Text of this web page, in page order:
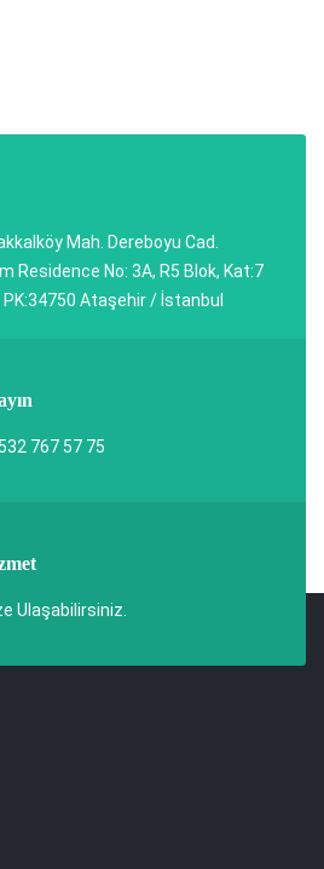
Mah. Dereboyu Cad.
Residence No: 3A, R5 Blok, Kat:7
PK:34750 Ataşehir / İstanbul
767 57 75
Ulaşabilirsiniz.